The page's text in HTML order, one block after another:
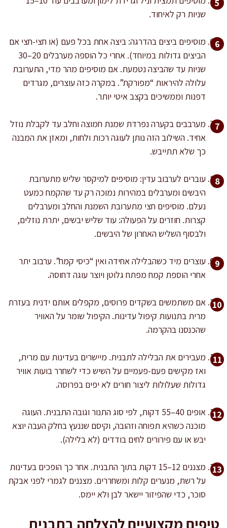
שניות רק לאיחוד.
מוסיפים ביצים בהדרגה: ביצה אחת בכל פעם (או חצי-חצי אם
הביצים גדולות במיוחד). אחרי כל הוספה מערבלים 20–30
שניות עד שהביצה נטמעת. אם מוסיפים מהר מדי, התערובת
עלולה להיראות “מפורקת”. במקרה כזה עוצרים, מגרדים
דפנות וממשיכים בקצב איטי יותר.
מערבבים בקערה נפרדת שמנת חמוצה וחלב עד לקבלת נוזל
אחיד. השילוב הזה נותן לעוגה רכות ולחות, ומאזן את המבנה
כך שלא תתייבש.
עוברים לערבוב עדין: מוסיפים למיקסר שליש מתערובת
היבשים ומערבלים במהירות נמוכה רק עד שהקמח כמעט
נעלם. מוסיפים חצי מתערובת השמנת והחלב ומערבלים
קצרות. חוזרים על הפעולה: עוד שליש יבשים, יתרת נוזלים,
ולבסוף השליש האחרון של היבשים.
עוצרים מיד כשהבלילה אחידה ואין “כיסי קמח”. ערבוב יתר
אחרי הוספת קמח מפתח גלוטן ויוצר עוגה דחוסה.
אם משתמשים בשקדים פרוסים, מקפלים אותם ידנית בעזרת
מרית בתנועות קיפול עדינות. הקיפול שומר על האוויר
שהכנסנו בהקרמה.
מעבירים את הבלילה לתבנית. מיישרים בעדינות עם מרית,
ואז מקישים פעם-פעמיים על השיש כדי לשחרר בועות אוויר
גדולות שעלולות ליצור חורים לא יפים בפרוסה.
אופים 40–55 דקות, לפי סוג התנור וגובה התבנית. העוגה
מוכנה כשהיא תפוחה וזהובה, וקיסם שננעץ בחלק העבה יוצא
יבש או עם פירורים לחים בודדים (לא בלילה).
מצננים 12–15 דקות בתוך התבנית. אחר כך הופכים בעדינות
על רשת, מנערים קלות ומשחררים. מצננים לגמרי לפני אבקת
סוכר, כדי שהפיזור יישאר לבן ולא יימס.
טיפים מקצועיים להצלחה בתבנית